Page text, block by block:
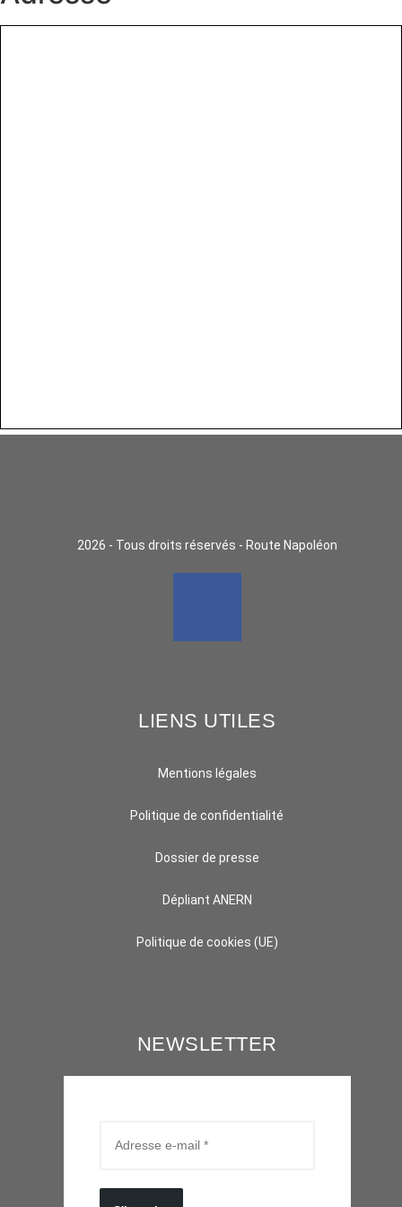
2026 - Tous droits réservés - Route Napoléon
LIENS UTILES
Mentions légales
Politique de confidentialité
Dossier de presse
Dépliant ANERN
Politique de cookies (UE)
NEWSLETTER